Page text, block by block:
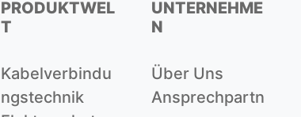
PRODUKTWEL
T
Kabelverbindu
Ngstechnik
UNTERNEHME
N
Über Uns
Ansprechpartn